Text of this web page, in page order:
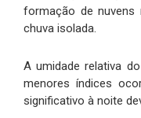
formação de nuvens
chuva isolada.
A umidade relativa
menores índices
significativo à noite